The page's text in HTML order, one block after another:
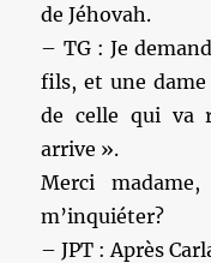
de Jéhovah.
– TG : Je
fils, et une dame
de celle qui va
arrive ».
Merci
m’inquiéter?
– JPT : Après